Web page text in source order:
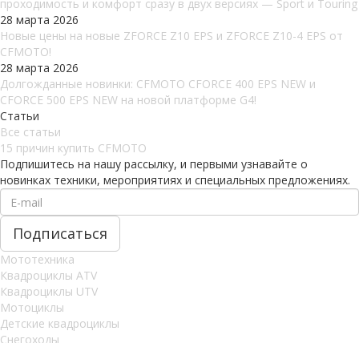
проходимость и комфорт сразу в двух версиях — Sport и Touring
28 марта 2026
Новые цены на новые ZFORCE Z10 EPS и ZFORCE Z10-4 EPS от
CFMOTO!
28 марта 2026
Долгожданные новинки: CFMOTO CFORCE 400 EPS NEW и
CFORCE 500 EPS NEW на новой платформе G4!
Статьи
Все статьи
15 причин купить CFMOTO
Подпишитесь на нашу рассылку, и первыми узнавайте о
новинках техники, мероприятиях и специальных предложениях.
Мототехника
Квадроциклы ATV
Квадроциклы UTV
Мотоциклы
Детские квадроциклы
Снегоходы